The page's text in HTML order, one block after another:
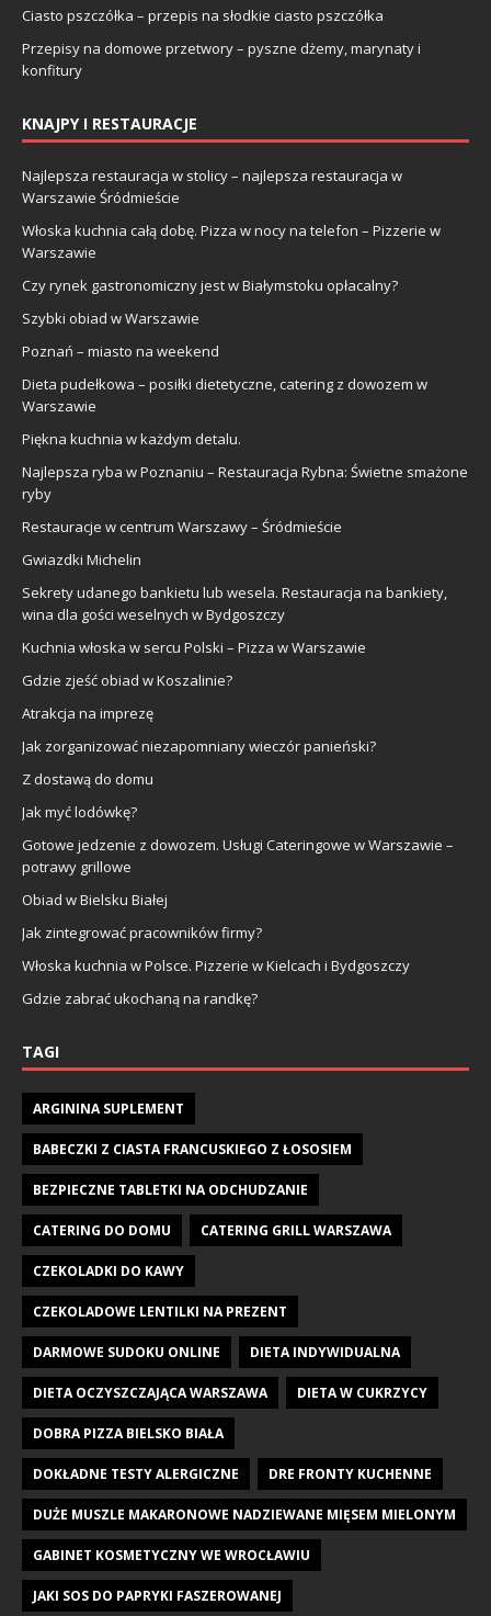
Ciasto pszczółka – przepis na słodkie ciasto pszczółka
Przepisy na domowe przetwory – pyszne dżemy, marynaty i
konfitury
KNAJPY I RESTAURACJE
Najlepsza restauracja w stolicy – najlepsza restauracja w
Warszawie Śródmieście
Włoska kuchnia całą dobę. Pizza w nocy na telefon – Pizzerie w
Warszawie
Czy rynek gastronomiczny jest w Białymstoku opłacalny?
Szybki obiad w Warszawie
Poznań – miasto na weekend
Dieta pudełkowa – posiłki dietetyczne, catering z dowozem w
Warszawie
Piękna kuchnia w każdym detalu.
Najlepsza ryba w Poznaniu – Restauracja Rybna: Świetne smażone
ryby
Restauracje w centrum Warszawy – Śródmieście
Gwiazdki Michelin
Sekrety udanego bankietu lub wesela. Restauracja na bankiety,
wina dla gości weselnych w Bydgoszczy
Kuchnia włoska w sercu Polski – Pizza w Warszawie
Gdzie zjeść obiad w Koszalinie?
Atrakcja na imprezę
Jak zorganizować niezapomniany wieczór panieński?
Z dostawą do domu
Jak myć lodówkę?
Gotowe jedzenie z dowozem. Usługi Cateringowe w Warszawie –
potrawy grillowe
Obiad w Bielsku Białej
Jak zintegrować pracowników firmy?
Włoska kuchnia w Polsce. Pizzerie w Kielcach i Bydgoszczy
Gdzie zabrać ukochaną na randkę?
TAGI
ARGININA SUPLEMENT
BABECZKI Z CIASTA FRANCUSKIEGO Z ŁOSOSIEM
BEZPIECZNE TABLETKI NA ODCHUDZANIE
CATERING DO DOMU CATERING GRILL WARSZAWA
CZEKOLADKI DO KAWY
CZEKOLADOWE LENTILKI NA PREZENT
DARMOWE SUDOKU ONLINE DIETA INDYWIDUALNA
DIETA OCZYSZCZAJĄCA WARSZAWA DIETA W CUKRZYCY
DOBRA PIZZA BIELSKO BIAŁA
DOKŁADNE TESTY ALERGICZNE DRE FRONTY KUCHENNE
DUŻE MUSZLE MAKARONOWE NADZIEWANE MIĘSEM MIELONYM
GABINET KOSMETYCZNY WE WROCŁAWIU
JAKI SOS DO PAPRYKI FASZEROWANEJ